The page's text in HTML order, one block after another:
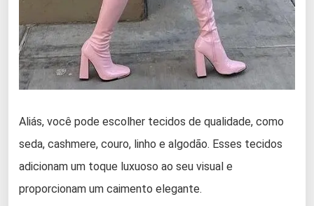
Aliás, você pode escolher tecidos de qualidade, como
seda, cashmere, couro, linho e algodão. Esses tecidos
adicionam um toque luxuoso ao seu visual e
proporcionam um caimento elegante.